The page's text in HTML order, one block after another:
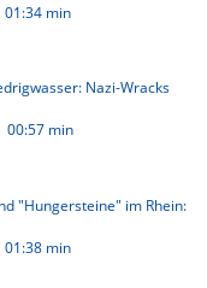
01:34 min
Nazi-Wracks
00:57 min
"Hungersteine" im Rhein:
01:38 min